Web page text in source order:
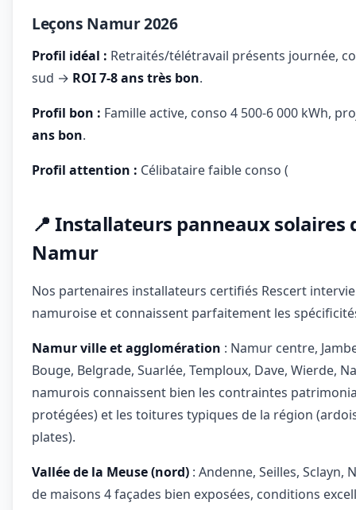
Leçons Namur 2026
Profil idéal : Retraités/télétravail présents journée,
sud → ROI 7-8 ans très bon.
Profil bon : Famille active, conso 4 500-6 000 kWh,
ans bon.
Profil attention : Célibataire faible conso (
📍 Installateurs panneaux solaires
Namur
Nos partenaires installateurs certifiés Rescert
namuroise et connaissent parfaitement les
Namur ville et agglomération : Namur centre,
Bouge, Belgrade, Suarlée, Temploux, Dave, Wierde,
namurois connaissent bien les contraintes
protégées) et les toitures typiques de la région
plates).
Vallée de la Meuse (nord) : Andenne, Seilles, Sclayn,
de maisons 4 façades bien exposées, conditions